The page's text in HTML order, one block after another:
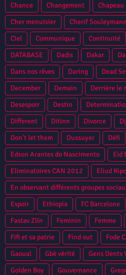
Chance
Changement Chapeau
Cher menuisier
Cherif Souleymane
Ciel
Communique Continuité
DATABASE
Dadis Dakar
Dans nos rêves
Daring
Dead
December
Demain
Derrière le
Desespoir
Destin
Different
Ditinn Divorce
Don't let them
Dussuyer Défi
Edson Arantes do Nascimento
Eid
Eliminatoires CAN 2012
Eliud
En observant différents groupes
Espoir
Ethiopia FC Barcelone
Fastav Zlín
Feminin Femme
Fifi et sa patrie
Find out Fode
Gaoual
Gbè vérité
Gens Dents
Golden Boy
Gouvernance